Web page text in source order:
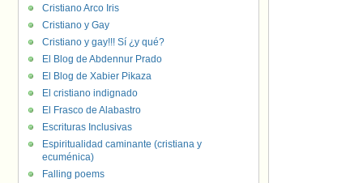
Cristiano Arco Iris
Cristiano y Gay
Cristiano y gay!!! Sí ¿y qué?
El Blog de Abdennur Prado
El Blog de Xabier Pikaza
El cristiano indignado
El Frasco de Alabastro
Escrituras Inclusivas
Espiritualidad caminante (cristiana y
ecuménica)
Falling poems